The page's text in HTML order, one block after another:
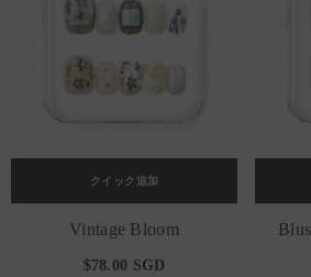
クイック追加
Vintage Bloom
$78.00 SGD